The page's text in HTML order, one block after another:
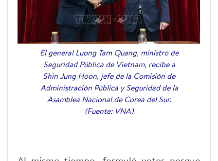
El general Luong Tam Quang, ministro de
Seguridad Pública de Vietnam, recibe a
Shin Jung Hoon, jefe de la Comisión de
Administración Pública y Seguridad de la
Asamblea Nacional de Corea del Sur.
(Fuente: VNA)